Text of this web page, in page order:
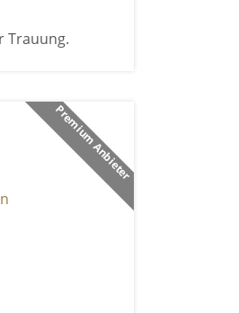
Trauung.
Premium Anbieter